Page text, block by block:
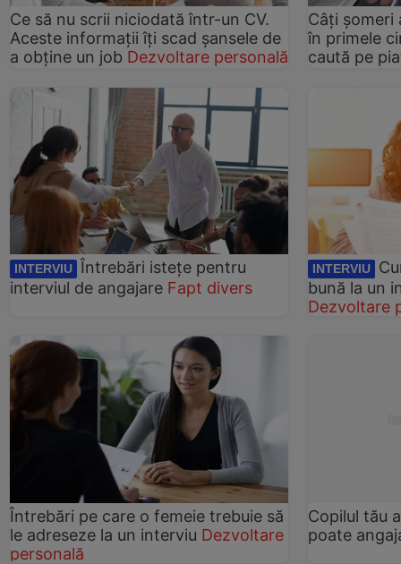
Ce să nu scrii niciodată într-un CV.
Aceste informaţii îţi scad şansele de
a obţine un job Dezvoltare personală
Câți șomeri
în primele
caută pe
INTERVIU
Întrebări istețe pentru
interviul de angajare Fapt divers
INTERVIU
bună la un
Dezvoltare
Întrebări pe care o femeie trebuie să
le adreseze la un interviu Dezvoltare
personală
Copilul tău
poate